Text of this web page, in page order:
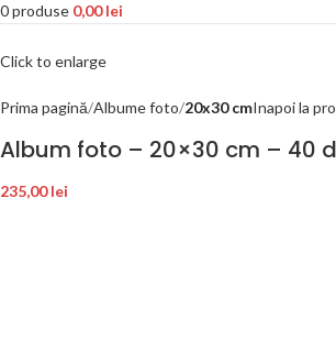
0produse 0,00lei
Click to enlarge
Prima pagină Albume foto 20x30 cmInapoi la
Album foto – 20×30 cm – 40
235,00lei